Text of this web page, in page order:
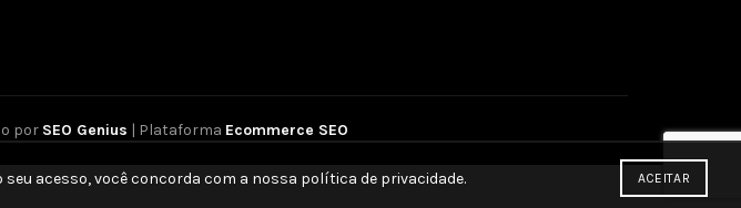
por SEO Genius | Plataforma Ecommerce SEO
acesso, você concorda com a nossa política de privacidade. ACEITAR